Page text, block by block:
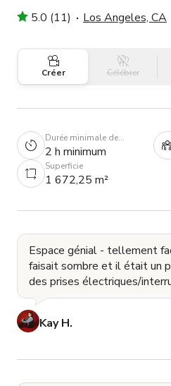
5.0 (11) Los Angeles, CA
Créer Célébrer
Durée minimale de
réservation
2 h minimum
Superficie
1 672,25 m²
Espace génial - tellement
faisait sombre et il était un
des prises électriques/
Kay H.